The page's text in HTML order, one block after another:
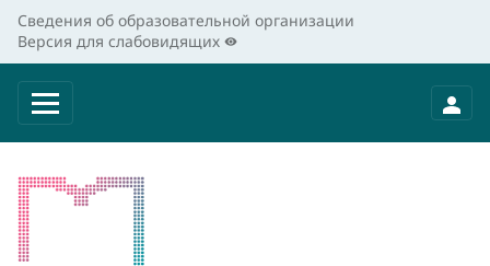
Сведения об образовательной организации
Версия для слабовидящих